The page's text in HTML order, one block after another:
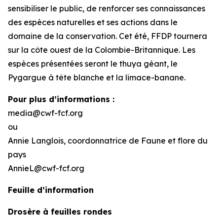
sensibiliser le public, de renforcer ses connaissances
des espèces naturelles et ses actions dans le
domaine de la conservation. Cet été, FFDP tournera
sur la côte ouest de la Colombie-Britannique. Les
espèces présentées seront le thuya géant, le
Pygargue à tête blanche et la limace-banane.
Pour plus d’informations :
media@cwf-fcf.org
ou
Annie Langlois, coordonnatrice de Faune et flore du
pays
AnnieL@cwf-fcf.org
Feuille d’information
Drosère à feuilles rondes